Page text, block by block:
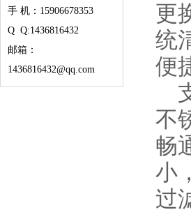
手 机：15906678353
Q Q:1436816432
邮箱：
1436816432@qq.com
更
统
便
不
畅
小
过